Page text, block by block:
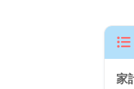
み
「